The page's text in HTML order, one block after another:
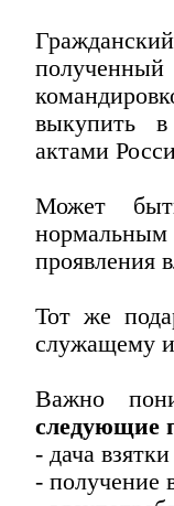
выкупить в
актами
Может
проявления
Тот же
служащему
Важно
следующие
- дача
- получение